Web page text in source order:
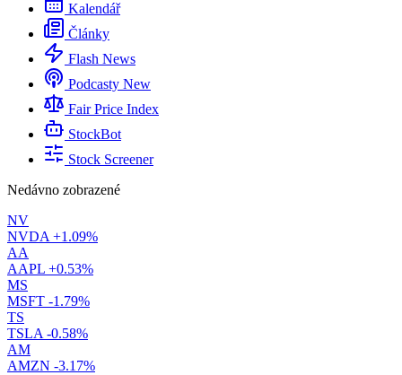
Kalendář
Články
Flash News
Podcasty New
Fair Price Index
StockBot
Stock Screener
Nedávno zobrazené
NV
NVDA +1.09%
AA
AAPL +0.53%
MS
MSFT -1.79%
TS
TSLA -0.58%
AM
AMZN -3.17%